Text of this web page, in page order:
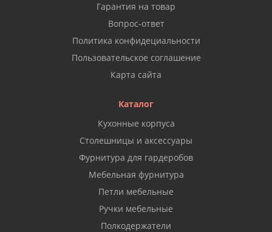
Гарантия на товар
Вопрос-ответ
Политика конфидециальности
Пользовательское соглашение
Карта сайта
Каталог
Кухонные корпуса
Столешницы и аксессуары
Фурнитура для гардеробов
Мебельная фурнитура
Петли мебельные
Ручки мебельные
Полкодержатели